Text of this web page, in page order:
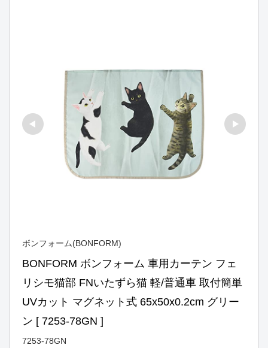
ボンフォーム(BONFORM)
BONFORM ボンフォーム 車用カーテン フェ
リシモ猫部 FNいたずら猫 軽/普通車 取付簡単
UVカット マグネット式 65x50x0.2cm グリー
ン [ 7253-78GN ]
7253-78GN